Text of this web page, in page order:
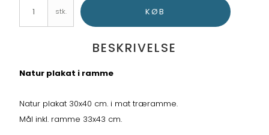
stk. KØB
BESKRIVELSE
Natur plakat i ramme
Natur plakat 30x40 cm. i mat træramme.
Mål inkl. ramme 33x43 cm.